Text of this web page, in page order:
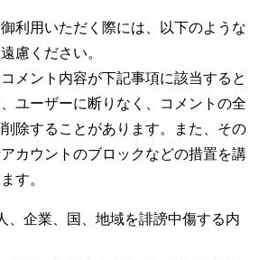
利用いただく際には、以下のような
慮ください。
メント内容が下記事項に該当すると
ユーザーに断りなく、コメントの全
除することがあります。また、その
カウントのブロックなどの措置を講
す。
、企業、国、地域を誹謗中傷する内